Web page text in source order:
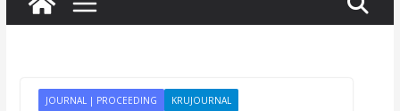
JOURNAL | PROCEEDING KRUJOURNAL